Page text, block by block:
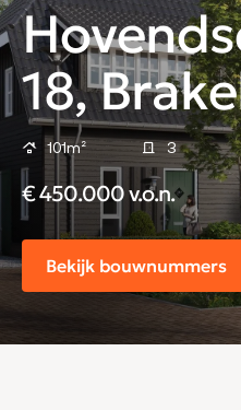
18,
101m² 3
€ 450.000 v.o.n.
Bekijk bouwnummers